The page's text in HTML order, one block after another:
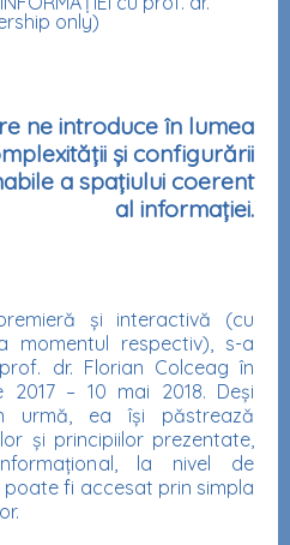
ne introduce în lumea
și configurării
a spațiului coerent
al informației.
și interactivă (cu
momentul respectiv), s-a
dr. Florian Colceag în
2017 – 10 mai 2018. Deși
urmă, ea își păstrează
și principiilor prezentate,
la nivel de
fi accesat prin simpla